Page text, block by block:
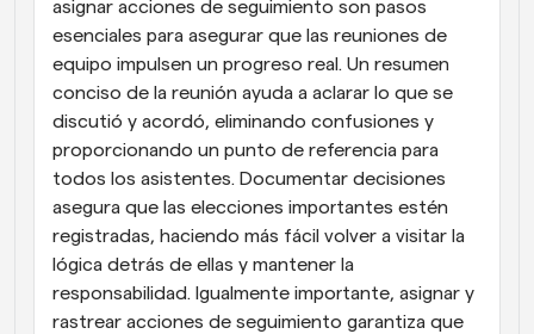
asignar acciones de seguimiento son pasos
esenciales para asegurar que las reuniones de
equipo impulsen un progreso real. Un resumen
conciso de la reunión ayuda a aclarar lo que se
discutió y acordó, eliminando confusiones y
proporcionando un punto de referencia para
todos los asistentes. Documentar decisiones
asegura que las elecciones importantes estén
registradas, haciendo más fácil volver a visitar la
lógica detrás de ellas y mantener la
responsabilidad. Igualmente importante, asignar y
rastrear acciones de seguimiento garantiza que